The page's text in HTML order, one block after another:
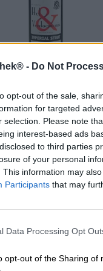
- Do Not
opt-out of the sale,
for targeted
selection. Please note
interest-based ads
to third parties
of your personal
This information may
Participants that may
Data Processing Opt
opt-out of the Sharing of
imperial stout
De Molen
€ 4,19
0,33 L Fles - € 12,70 /
Uitverkocht